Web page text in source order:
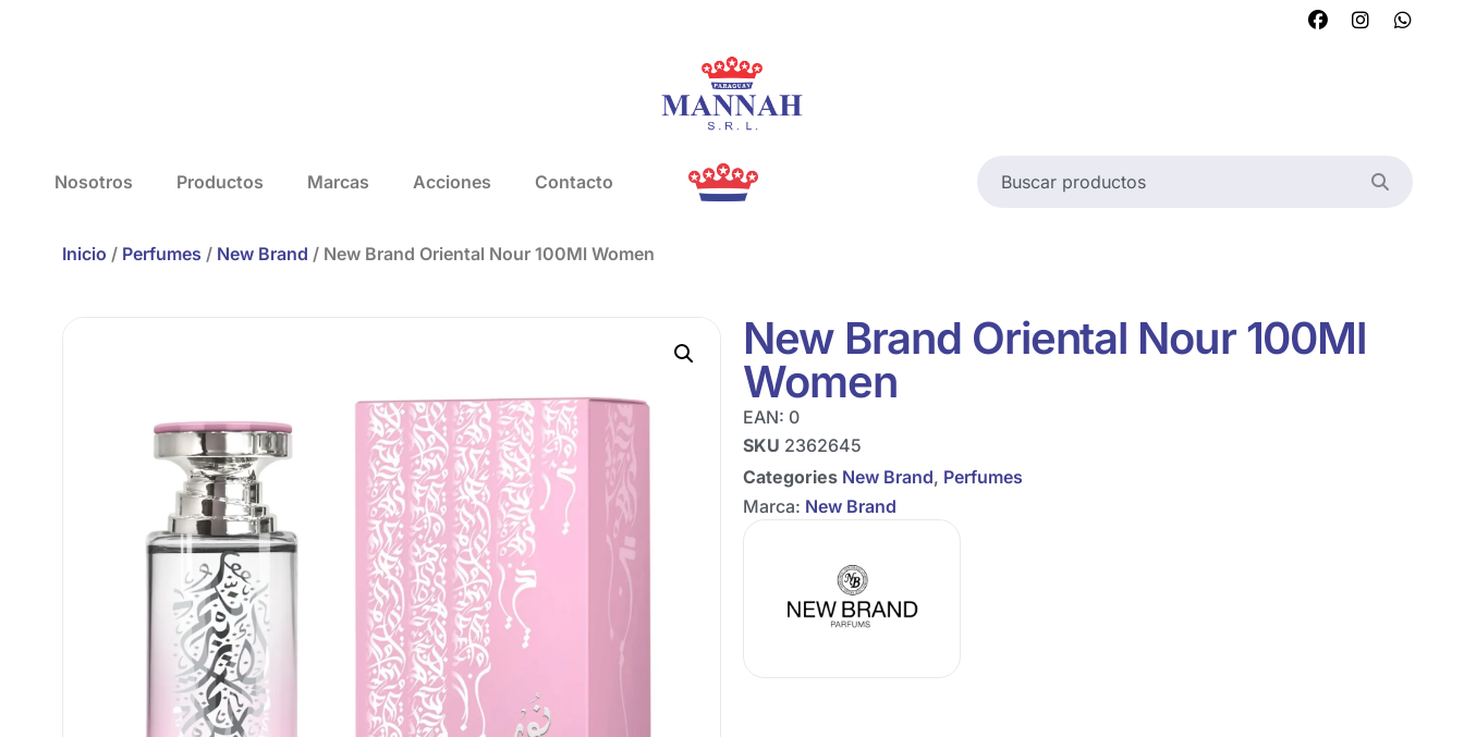
Nosotros Productos Marcas Acciones Contacto
Inicio / Perfumes / New Brand / New Brand Oriental Nour 100Ml Women
New Brand Oriental Nour 100Ml
Women
EAN: 0
SKU 2362645
Categories New Brand, Perfumes
Marca: New Brand